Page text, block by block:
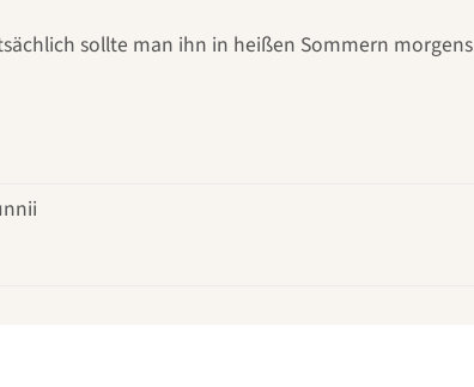
sollte man ihn in heißen Sommern